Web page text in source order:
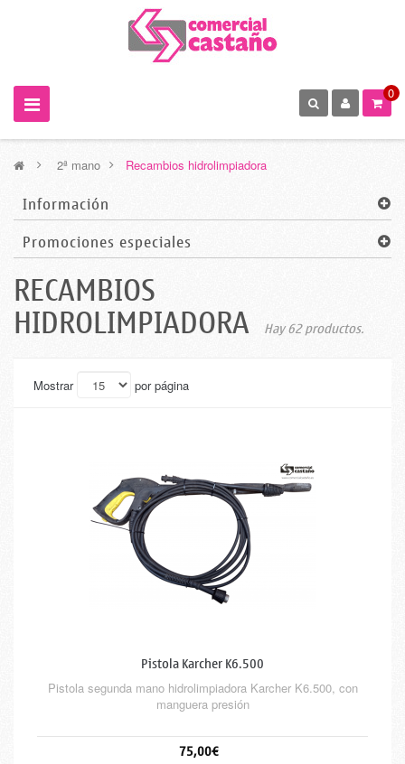
0
> 2ª mano > Recambios hidrolimpiadora
Información
Promociones especiales
RECAMBIOS
HIDROLIMPIADORA Hay 62 productos.
Mostrar por página
Pistola Karcher K6.500
Pistola segunda mano hidrolimpiadora Karcher K6.500, con
manguera presión
75,00€